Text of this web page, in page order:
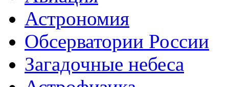
Астрономия
Обсерватории России
Загадочные небеса